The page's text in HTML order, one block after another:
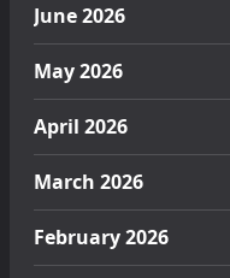
June 2026
May 2026
April 2026
March 2026
February 2026